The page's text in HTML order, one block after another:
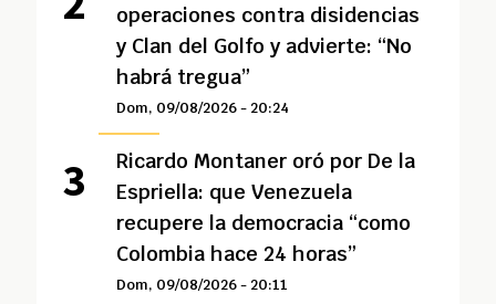
operaciones contra disidencias
y Clan del Golfo y advierte: “No
habrá tregua”
Dom, 09/08/2026 - 20:24
Ricardo Montaner oró por De la
Espriella: que Venezuela
recupere la democracia “como
Colombia hace 24 horas”
Dom, 09/08/2026 - 20:11